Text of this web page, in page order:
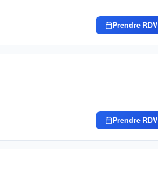
Prendre RDV
Prendre RDV